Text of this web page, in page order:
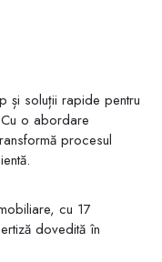
Topală pe Facebook
și soluții rapide pentru
o abordare
procesul
cu 17
dovedită în